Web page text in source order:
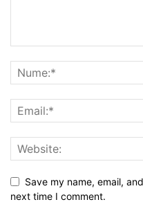
Save my name, email,
next time I comment.